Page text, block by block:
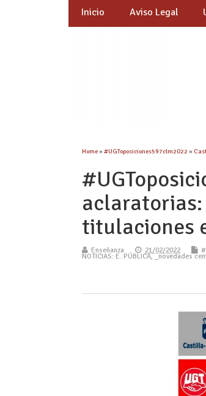
Inicio Aviso Legal
Home»#UGToposiciones597clm2022 »
titulaciones
Enseñanza 21/02/2022
NOTICIAS: E. PÚBLICA,_novedades